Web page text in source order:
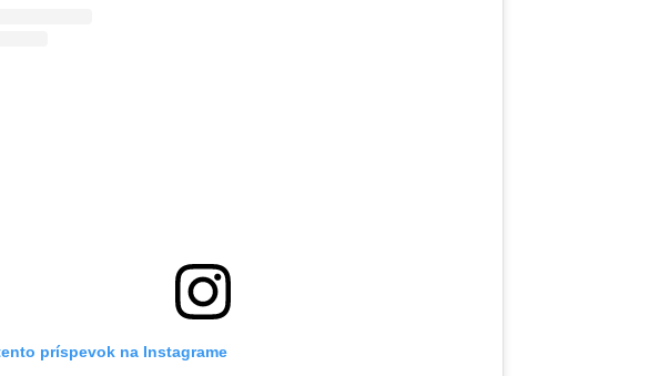
príspevok na Instagrame